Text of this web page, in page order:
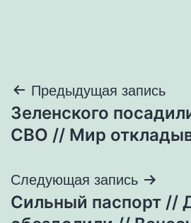
Навигация
по
Предыдущая запись
Зеленского
СВО // Мир
Следующая запись
Сильный паспорт //